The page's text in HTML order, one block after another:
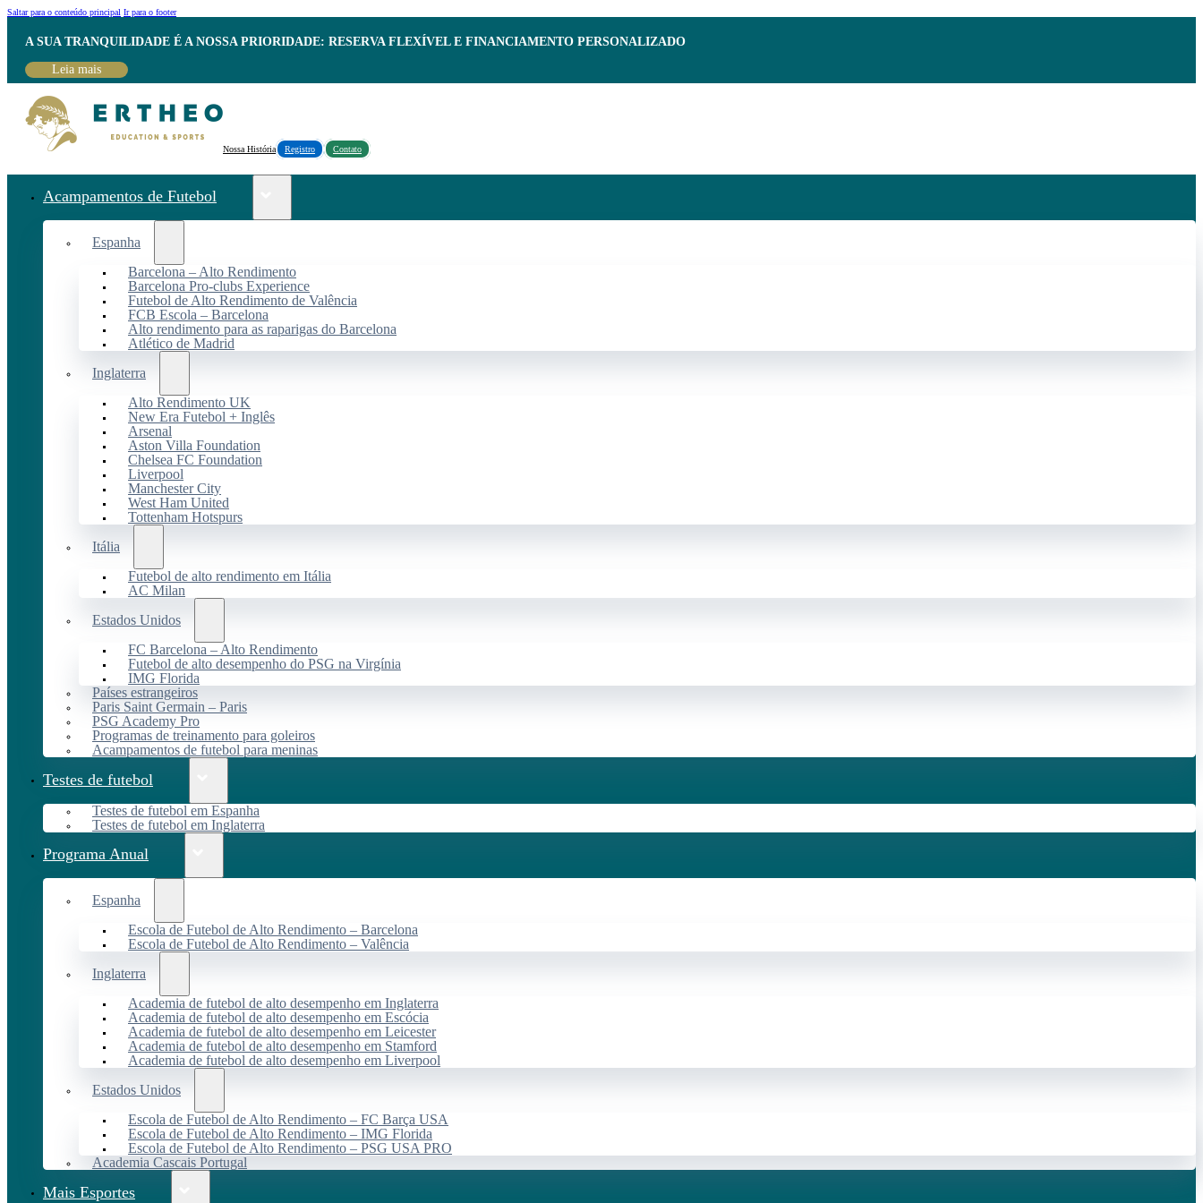
Saltar para o conteúdo principal Ir para o footer
A SUA TRANQUILIDADE É A NOSSA PRIORIDADE: RESERVA FLEXÍVEL E FINANCIAMENTO PERSONALIZADO
Leia mais
Nossa História Registro Contato
Acampamentos de Futebol
Espanha
Barcelona – Alto Rendimento
Barcelona Pro-clubs Experience
Futebol de Alto Rendimento de Valência
FCB Escola – Barcelona
Alto rendimento para as raparigas do Barcelona
Atlético de Madrid
Inglaterra
Alto Rendimento UK
New Era Futebol + Inglês
Arsenal
Aston Villa Foundation
Chelsea FC Foundation
Liverpool
Manchester City
West Ham United
Tottenham Hotspurs
Itália
Futebol de alto rendimento em Itália
AC Milan
Estados Unidos
FC Barcelona – Alto Rendimento
Futebol de alto desempenho do PSG na Virgínia
IMG Florida
Países estrangeiros
Paris Saint Germain – Paris
PSG Academy Pro
Programas de treinamento para goleiros
Acampamentos de futebol para meninas
Testes de futebol
Testes de futebol em Espanha
Testes de futebol em Inglaterra
Programa Anual
Espanha
Escola de Futebol de Alto Rendimento – Barcelona
Escola de Futebol de Alto Rendimento – Valência
Inglaterra
Academia de futebol de alto desempenho em Inglaterra
Academia de futebol de alto desempenho em Escócia
Academia de futebol de alto desempenho em Leicester
Academia de futebol de alto desempenho em Stamford
Academia de futebol de alto desempenho em Liverpool
Estados Unidos
Escola de Futebol de Alto Rendimento – FC Barça USA
Escola de Futebol de Alto Rendimento – IMG Florida
Escola de Futebol de Alto Rendimento – PSG USA PRO
Academia Cascais Portugal
Mais Esportes